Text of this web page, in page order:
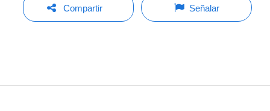
Compartir Señalar